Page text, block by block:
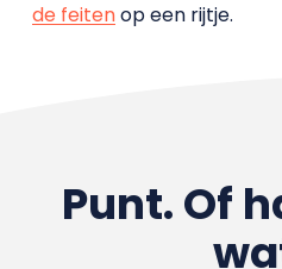
de feitenop een rijtje.
Punt. Of